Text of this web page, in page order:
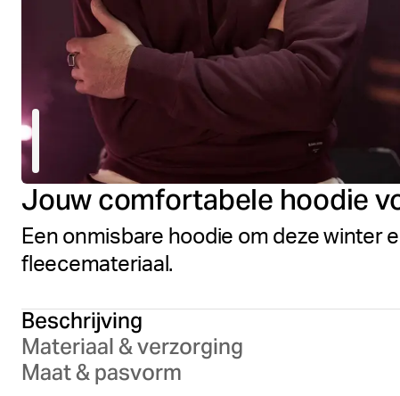
Jouw comfortabele hoodie
Een onmisbare hoodie om deze winter
fleecemateriaal.
Beschrijving
Materiaal & verzorging
Maat & pasvorm